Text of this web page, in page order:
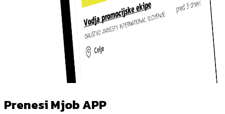
Prenesi Mjob APP